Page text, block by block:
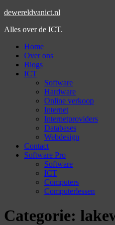
dewereldvanict.nl
Alles over de ICT.
Home
Over ons
Blogs
ICT
Software
Hardware
Online verkoop
Internet
Internetproviders
Databases
Webdesign
Contact
Software Pro
Software
ICT
Computers
Computerlessen
Categorie: